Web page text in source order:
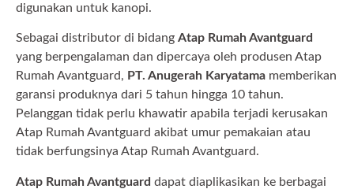
digunakan untuk kanopi.
Sebagai distributor di bidang Atap Rumah Avantguard
yang berpengalaman dan dipercaya oleh produsen Atap
Rumah Avantguard, PT. Anugerah Karyatama memberikan
garansi produknya dari 5 tahun hingga 10 tahun.
Pelanggan tidak perlu khawatir apabila terjadi kerusakan
Atap Rumah Avantguard akibat umur pemakaian atau
tidak berfungsinya Atap Rumah Avantguard.
Atap Rumah Avantguard dapat diaplikasikan ke berbagai